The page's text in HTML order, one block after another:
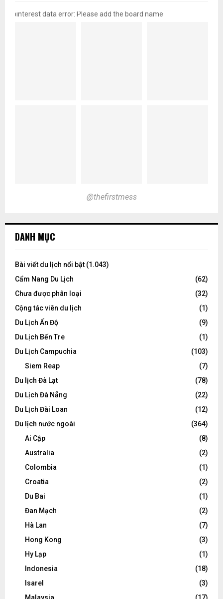
pinterest data error: Please add the board name
@thefirstmess
DANH MỤC
Bài viết du lịch nổi bật (1.043)
Cẩm Nang Du Lịch
(62)
Chưa được phân loại
(32)
Cộng tác viên du lịch
(1)
Du Lịch Ấn Độ
(9)
Du Lịch Bến Tre
(1)
Du Lịch Campuchia
(103)
Siem Reap
(7)
Du lịch Đà Lạt
(78)
Du Lịch Đà Nẵng
(22)
Du Lịch Đài Loan
(12)
Du lịch nước ngoài
(364)
Ai Cập
(8)
Australia
(2)
Colombia
(1)
Croatia
(2)
Du Bai
(1)
Đan Mạch
(2)
Hà Lan
(7)
Hong Kong
(3)
Hy Lạp
(1)
Indonesia
(18)
Isarel
(3)